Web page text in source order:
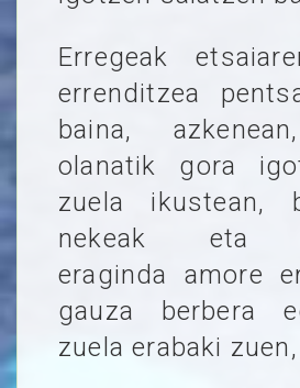
Erregeak
errenditzea
baina,
olanatik gora
zuela ikustean,
nekeak eta
eraginda amore
gauza berbera
zuela erabaki zuen,